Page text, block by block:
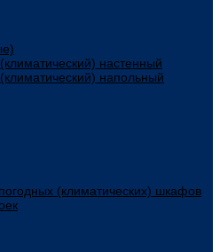
настенный
напольный
(климатических) шкафов